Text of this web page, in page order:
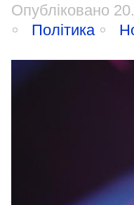
Опубліковано
Політика